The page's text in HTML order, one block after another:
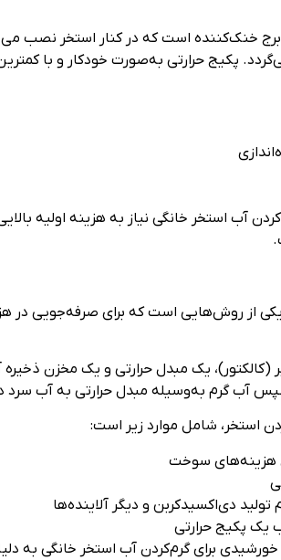
برج خنک‌کننده است که در کنار استخر نصب
پکیج حرارتی به‌صورت خودکار و با
کردن آب استخر خانگی نیاز به هزینه اولیه
از روش‌هایی است که برای صرفه‌جویی در
یک مبدل حرارتی و یک مخزن
آب گرم به‌وسیله مبدل حرارتی به آب سرد
استخر، شامل موارد زیر است:
هزینه‌های سوخت
دی‌اکسیدکربن و دیگر آلاینده‌ها
یک پکیج حرارتی
خورشیدی برای گرم‌کردن آب استخر خانگی